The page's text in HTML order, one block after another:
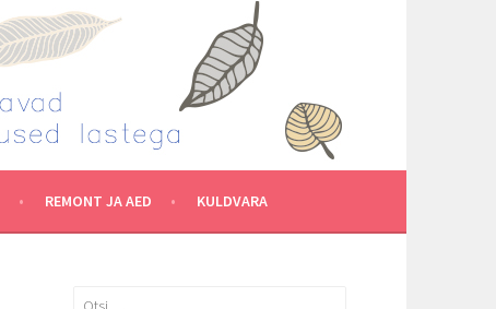
REMONT JA AED KULDVARA
Otsi: